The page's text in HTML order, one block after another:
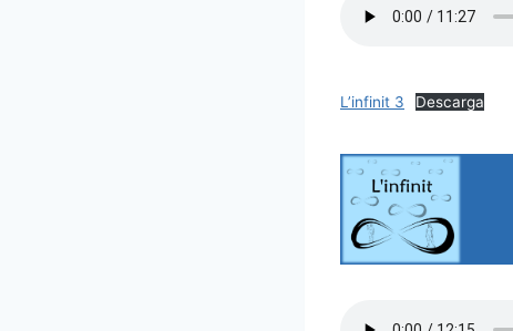
L’infinit 3 Descarga